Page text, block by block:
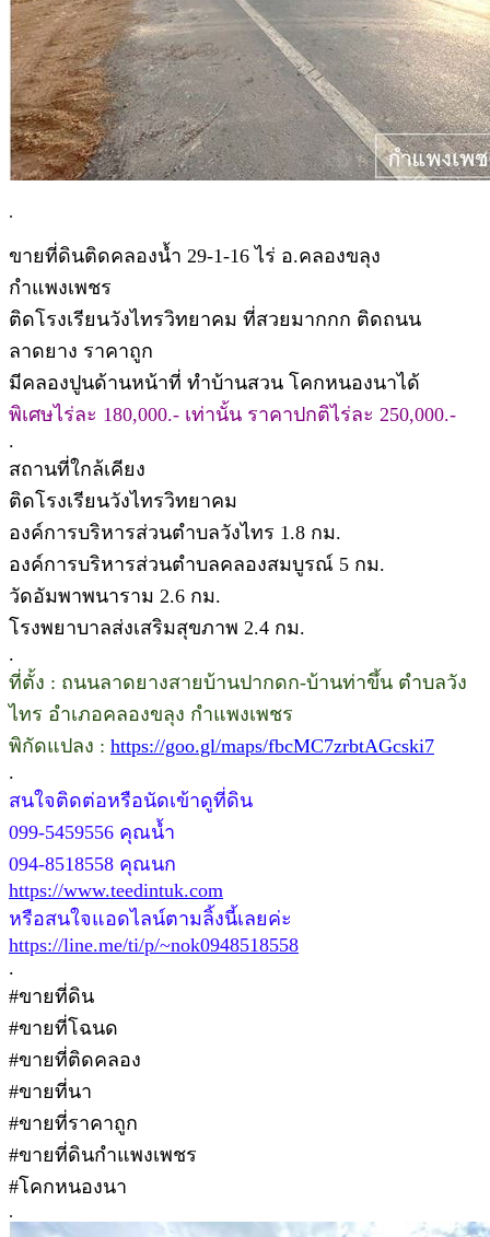
.
ขายที่ดินติดคลองน้ำ 29-1-16 ไร่ อ.คลองขลุง
กำแพงเพชร
ติดโรงเรียนวังไทรวิทยาคม ที่สวยมากกก ติดถนน
ลาดยาง ราคาถูก
มีคลองปูนด้านหน้าที่ ทำบ้านสวน โคกหนองนาได้
พิเศษไร่ละ 180,000.- เท่านั้น ราคาปกติไร่ละ 250,000.-
.
สถานที่ใกล้เคียง
ติดโรงเรียนวังไทรวิทยาคม
องค์การบริหารส่วนตำบลวังไทร 1.8 กม.
องค์การบริหารส่วนตำบลคลองสมบูรณ์ 5 กม.
วัดอัมพาพนาราม 2.6 กม.
โรงพยาบาลส่งเสริมสุขภาพ 2.4 กม.
.
ที่ตั้ง : ถนนลาดยางสายบ้านปากดก-บ้านท่าขึ้น ตำบลวัง
ไทร อำเภอคลองขลุง กำแพงเพชร
พิกัดแปลง : https://goo.gl/maps/fbcMC7zrbtAGcski7
.
สนใจติดต่อหรือนัดเข้าดูที่ดิน
099-5459556 คุณน้ำ
094-8518558 คุณนก
https://www.teedintuk.com
หรือสนใจแอดไลน์ตามลิ้งนี้เลยค่ะ
https://line.me/ti/p/~nok0948518558
.
#ขายที่ดิน
#ขายที่โฉนด
#ขายที่ติดคลอง
#ขายที่นา
#ขายที่ราคาถูก
#ขายที่ดินกำแพงเพชร
#โคกหนองนา
.